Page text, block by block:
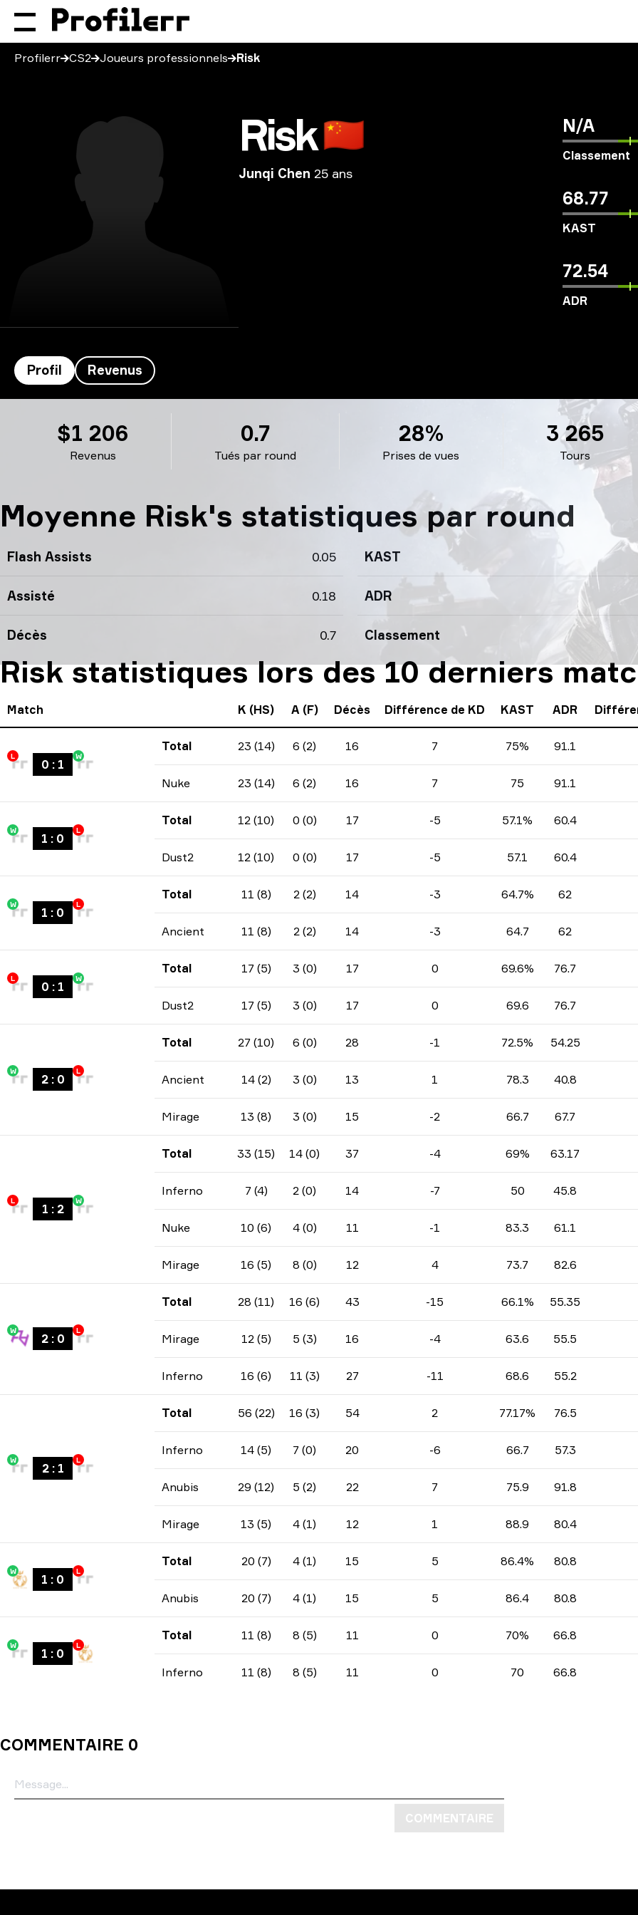
Profilerr CS2 Joueurs professionnels Risk
Risk 🇨🇳
Junqi Chen 25 ans
N/A
Classement
68.77
KAST
72.54
ADR
Profil Revenus
Revenus
$1 206
Tués par round
0.7
Prises de vues
28%
Tours
3 265
Moyenne Risk's statistiques par round
Flash Assists 0.05 KAST
Assisté 0.18 ADR
Décès 0.7 Classement
Risk statistiques lors des 10 derniers
Match K (HS) A (F) Décès Différence de KD KAST ADR
L
0 : 1
W
Total 23 (14) 6 (2) 16 7 75% 91.1
Nuke 23 (14) 6 (2) 16 7 75 91.1
W
1 : 0
L
Total 12 (10) 0 (0) 17 -5 57.1% 60.4
Dust2 12 (10) 0 (0) 17 -5 57.1 60.4
W
1 : 0
L
Total 11 (8) 2 (2) 14 -3 64.7% 62
Ancient 11 (8) 2 (2) 14 -3 64.7 62
L
0 : 1
W
Total 17 (5) 3 (0) 17 0 69.6% 76.7
Dust2 17 (5) 3 (0) 17 0 69.6 76.7
W
2: 0
L
Total 27 (10) 6 (0) 28 -1 72.5% 54.25
Ancient 14 (2) 3 (0) 13 1 78.3 40.8
Mirage 13 (8) 3 (0) 15 -2 66.7 67.7
L
1 : 2
W
Total 33 (15) 14 (0) 37 -4 69% 63.17
Inferno 7 (4) 2 (0) 14 -7 50 45.8
Nuke 10 (6) 4 (0) 11 -1 83.3 61.1
Mirage 16 (5) 8 (0) 12 4 73.7 82.6
W
2: 0
L
Total 28 (11) 16 (6) 43 -15 66.1% 55.35
Mirage 12 (5) 5 (3) 16 -4 63.6 55.5
Inferno 16 (6) 11 (3) 27 -11 68.6 55.2
W
2: 1
L
Total 56 (22) 16 (3) 54 2 77.17% 76.5
Inferno 14 (5) 7 (0) 20 -6 66.7 57.3
Anubis 29 (12) 5 (2) 22 7 75.9 91.8
Mirage 13 (5) 4 (1) 12 1 88.9 80.4
W
1 : 0
L
Total 20 (7) 4 (1) 15 5 86.4% 80.8
Anubis 20 (7) 4 (1) 15 5 86.4 80.8
W
1 : 0
L
Total 11 (8) 8 (5) 11 0 70% 66.8
Inferno 11 (8) 8 (5) 11 0 70 66.8
COMMENTAIRE 0
COMMENTAIRE